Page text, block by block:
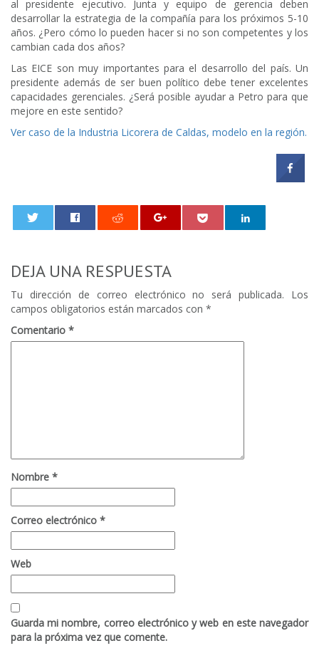
al presidente ejecutivo. Junta y equipo de gerencia deben
desarrollar la estrategia de la compañía para los próximos 5-10
años. ¿Pero cómo lo pueden hacer si no son competentes y los
cambian cada dos años?
Las EICE son muy importantes para el desarrollo del país. Un
presidente además de ser buen político debe tener excelentes
capacidades gerenciales. ¿Será posible ayudar a Petro para que
mejore en este sentido?
Ver caso de la Industria Licorera de Caldas, modelo en la región.
DEJA UNA RESPUESTA
Tu dirección de correo electrónico no será publicada.
Los
campos obligatorios están marcados con *
Comentario *
Nombre *
Correo electrónico *
Web
Guarda mi nombre, correo electrónico y web en este navegador
para la próxima vez que comente.